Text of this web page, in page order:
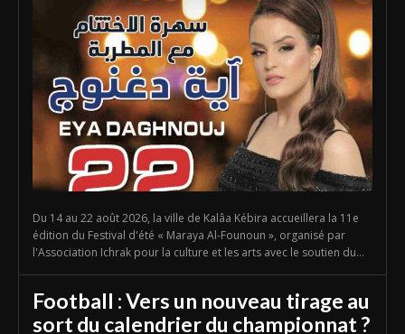
Du 14 au 22 août 2026, la ville de Kalâa Kébira accueillera la 11e
édition du Festival d'été « Maraya Al-Founoun », organisé par
l'Association Ichrak pour la culture et les arts avec le soutien du...
Football : Vers un nouveau tirage au
sort du calendrier du championnat ?